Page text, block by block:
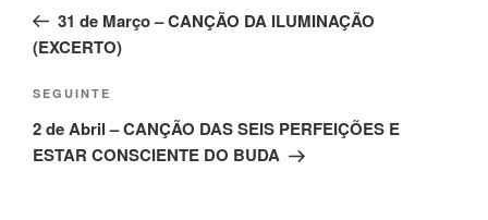
31 de Março – CANÇÃO DA ILUMINAÇÃO
(EXCERTO)
SEGUINTE
2 de Abril – CANÇÃO DAS SEIS PERFEIÇÕES E
ESTAR CONSCIENTE DO BUDA